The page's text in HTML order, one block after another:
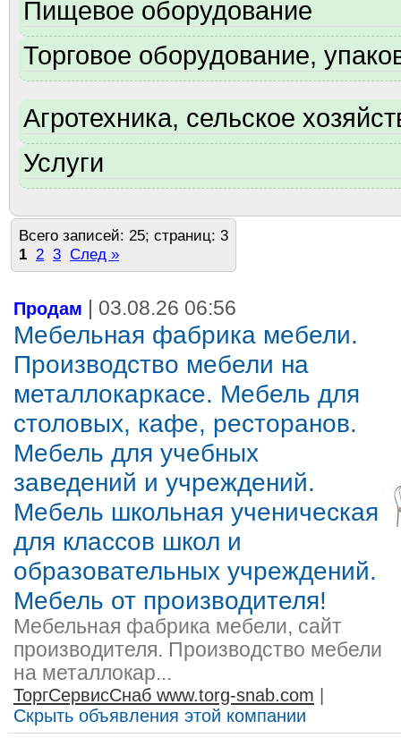
Пищевое оборудование
Торговое оборудование,
Агротехника, сельское
Услуги
Всего записей: 25; страниц: 3
1 2 3 След »
Продам | 03.08.26 06:56
Мебельная фабрика мебели.
Производство мебели на
металлокаркасе. Мебель для
столовых, кафе, ресторанов.
Мебель для учебных
заведений и учреждений.
Мебель школьная ученическая
для классов школ и
образовательных учреждений.
Мебель от производителя!
Мебельная фабрика мебели, сайт
производителя. Производство мебели
на металлокар...
ТоргСервисСнаб www.torg-snab.com
Скрыть объявления этой компании